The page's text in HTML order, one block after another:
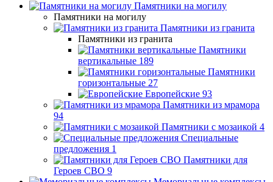
Памятники на могилу
Памятники на могилу
Памятники из гранита
Памятники из гранита
Памятники
вертикальные 189
Памятники
горизонтальные 27
Европейские 93
Памятники из мрамора
94
Памятники с мозаикой 4
Специальные
предложения 1
Памятники для
Героев СВО 9